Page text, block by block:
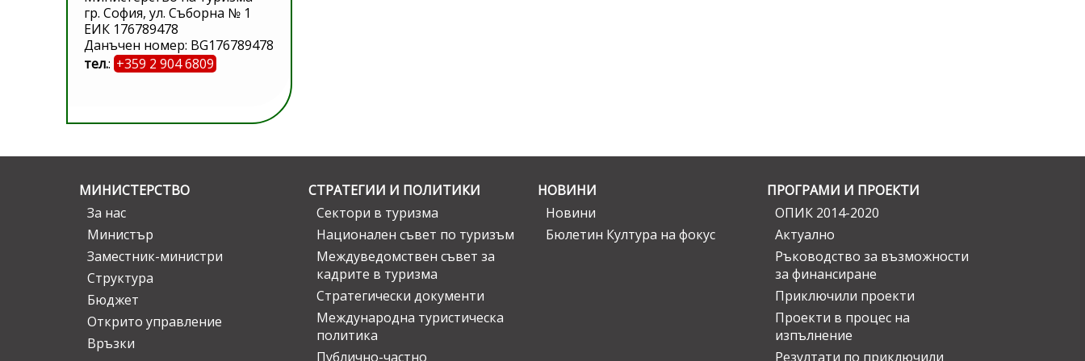
гр. София, ул. Съборна № 1
ЕИК 176789478
Данъчен номер: BG176789478
тел.: +359 2 904 6809
МИНИСТЕРСТВО
За нас
Министър
Заместник-министри
Структура
Бюджет
Открито управление
Връзки
СТРАТЕГИИ И ПОЛИТИКИ
Сектори в туризма
Национален съвет по туризъм
Междуведомствен съвет за
кадрите в туризма
Стратегически документи
Международна туристическа
политика
Публично-частно
НОВИНИ
Новини
Бюлетин Култура на фокус
ПРОГРАМИ И ПРОЕКТИ
ОПИК 2014-2020
Актуално
Ръководство за възможности
за финансиране
Приключили проекти
Проекти в процес на
изпълнение
Резултати по приключили